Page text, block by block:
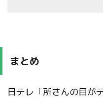
まとめ
日テレ「所さんの目が